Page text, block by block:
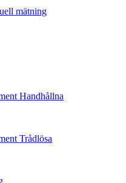
mätning
Handhållna
Trådlösa